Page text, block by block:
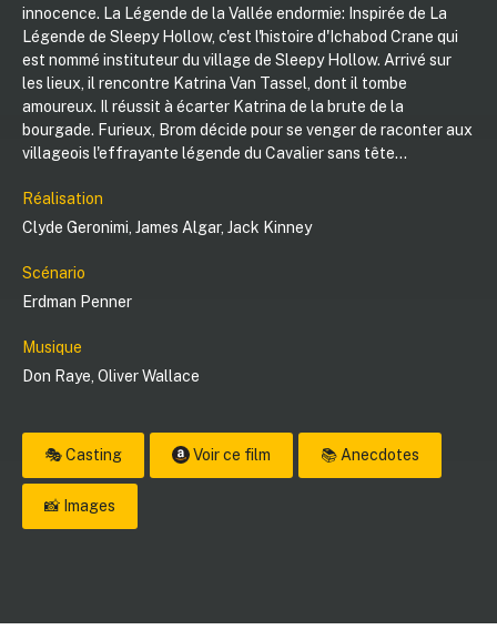
innocence. La Légende de la Vallée endormie: Inspirée de La
Légende de Sleepy Hollow, c'est l'histoire d'Ichabod Crane qui
est nommé instituteur du village de Sleepy Hollow. Arrivé sur
les lieux, il rencontre Katrina Van Tassel, dont il tombe
amoureux. Il réussit à écarter Katrina de la brute de la
bourgade. Furieux, Brom décide pour se venger de raconter aux
villageois l'effrayante légende du Cavalier sans tête...
Réalisation
Clyde Geronimi James Algar, Jack Kinney
Scénario
Erdman Penner
Musique
Don Raye Oliver Wallace
🎭 Casting Voir ce film 📚 Anecdotes
📸 Images